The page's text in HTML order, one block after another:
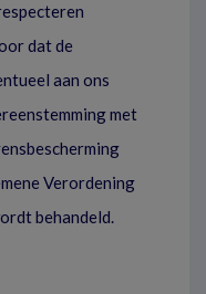
dat de
aan ons
met
Verordening
behandeld.